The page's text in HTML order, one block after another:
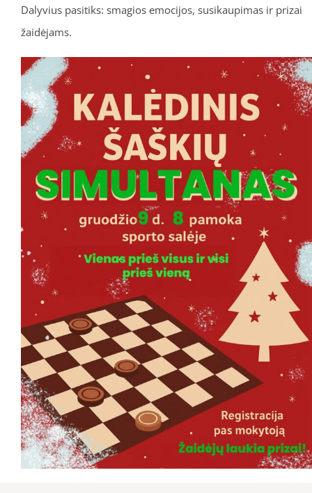
Dalyvius pasitiks: smagios emocijos, susikaupimas ir prizai
žaidėjams.